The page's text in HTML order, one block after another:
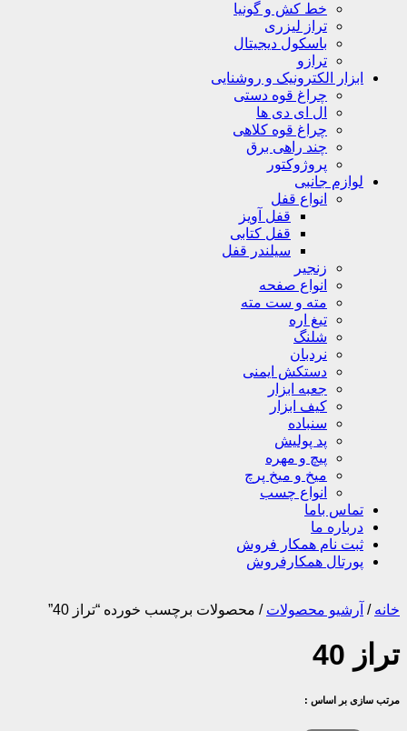
خط کش و گونیا
تراز لیزری
باسکول دیجیتال
ترازو
ابزار الکترونیک و روشنایی
چراغ قوه دستی
ال ای دی ها
چراغ قوه کلاهی
چند راهی برق
پروژوکتور
لوازم جانبی
انواع قفل
قفل آویز
قفل کتابی
سیلندر قفل
زنجیر
انواع صفحه
مته و ست مته
تیغ اره
شلنگ
نردبان
دستکش ایمنی
جعبه ابزار
کیف ابزار
سنباده
پد پولیش
پیچ و مهره
میخ و میخ پرچ
انواع چسب
تماس باما
درباره ما
ثبت نام همکار فروش
پورتال همکارفروش
خانه / آرشیو محصولات / محصولات برچسب خورده “تراز 40”
تراز 40
مرتب سازی بر اساس :